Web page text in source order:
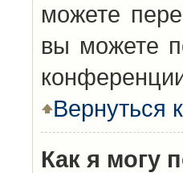
можете
вы можете
Вернуться
Как я могу